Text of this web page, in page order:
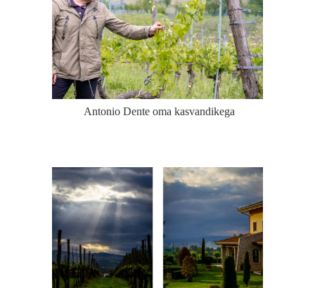
Antonio Dente oma kasvandikega